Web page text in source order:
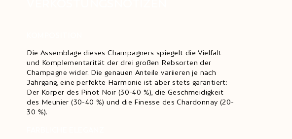
Die Assemblage dieses Champagners spiegelt die Vielfalt
und Komplementarität der drei großen Rebsorten der
Champagne wider. Die genauen Anteile variieren je nach
Jahrgang, eine perfekte Harmonie ist aber stets garantiert:
Der Körper des Pinot Noir (30-40 %), die Geschmeidigkeit
des Meunier (30-40 %) und die Finesse des Chardonnay (20-
30 %).